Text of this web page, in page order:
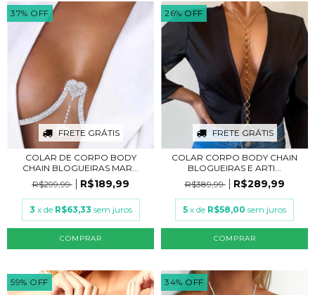
37% OFF
FRETE GRÁTIS
COLAR DE CORPO BODY
CHAIN BLOGUEIRAS MAR...
R$299,99
R$189,99
3 x de R$63,33 sem juros
COMPRAR
26% OFF
FRETE GRÁTIS
COLAR CORPO BODY CHAIN
BLOGUEIRAS E ARTI...
R$389,99
R$289,99
5 x de R$58,00 sem juros
COMPRAR
59% OFF 34% OFF